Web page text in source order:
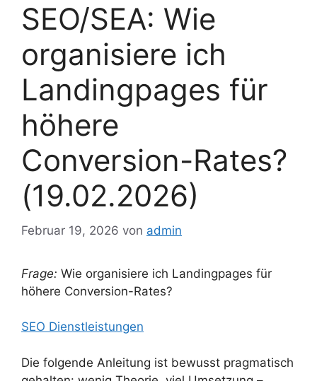
SEO/SEA: Wie
organisiere ich
Landingpages für
höhere
Conversion-Rates?
(19.02.2026)
Februar 19, 2026 von admin
Frage: Wie organisiere ich Landingpages für
höhere Conversion-Rates?
SEO Dienstleistungen
Die folgende Anleitung ist bewusst pragmatisch